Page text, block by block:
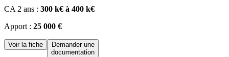
CA 2 ans : 300 k€ à 400 k€
Apport : 25 000 €
Voir la fiche
Demander une
documentation